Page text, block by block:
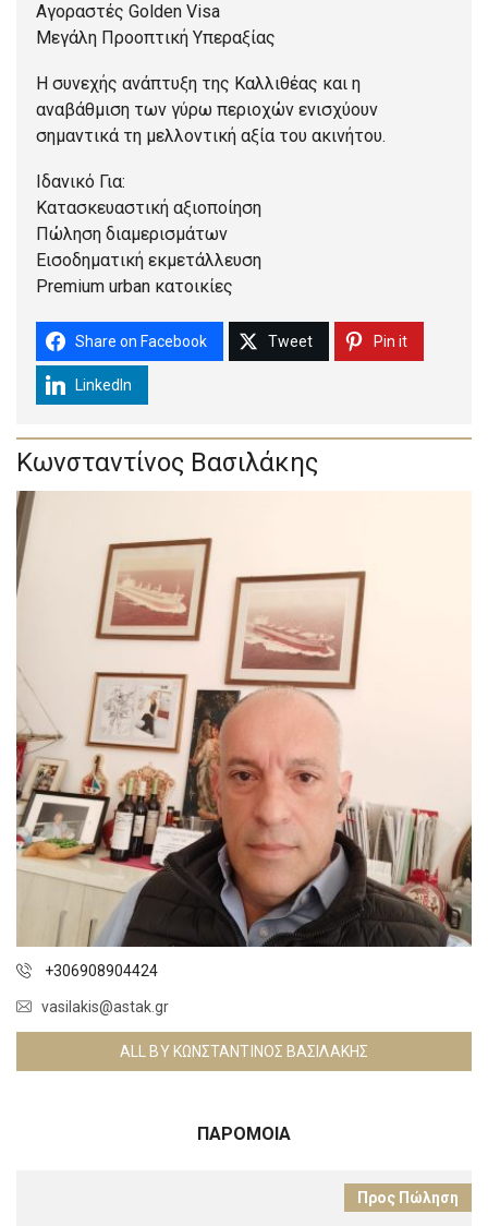
Αγοραστές Golden Visa
Μεγάλη Προοπτική Υπεραξίας
Η συνεχής ανάπτυξη της Καλλιθέας και η
αναβάθμιση των γύρω περιοχών ενισχύουν
σημαντικά τη μελλοντική αξία του ακινήτου.
Ιδανικό Για:
Κατασκευαστική αξιοποίηση
Πώληση διαμερισμάτων
Εισοδηματική εκμετάλλευση
Premium urban κατοικίες
Share on Facebook Tweet Pin it
LinkedIn
Κωνσταντίνος Βασιλάκης
+306908904424
vasilakis@astak.gr
ALL BY ΚΩΝΣΤΑΝΤΊΝΟΣ ΒΑΣΙΛΆΚΗΣ
ΠΑΡΌΜΟΙΑ
Προς Πώληση